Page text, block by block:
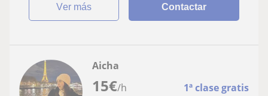
ver más Contactar
15€/h 1ª clase gratis
Aicha